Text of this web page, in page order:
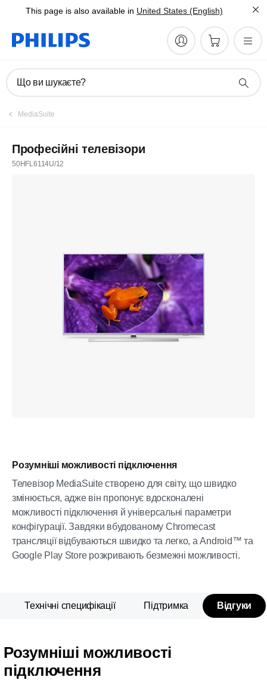
This page is also available in United States (English)
Що ви шукаєте?
MediaSuite
Професійні телевізори
50HFL6114U/12
Розумніші можливості підключення
Телевізор MediaSuite створено для світу, що швидко
змінюється, адже він пропонує вдосконалені
можливості підключення й універсальні параметри
конфігурації. Завдяки вбудованому Chromecast
трансляції відбуваються швидко та легко, а Android™ та
Google Play Store розкривають безмежні можливості.
Технічні специфікації Підтримка Відгуки
Розумніші можливості
підключення